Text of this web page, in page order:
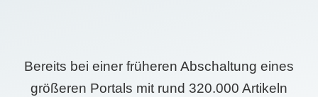
Bereits bei einer früheren Abschaltung eines
größeren Portals mit rund 320.000 Artikeln